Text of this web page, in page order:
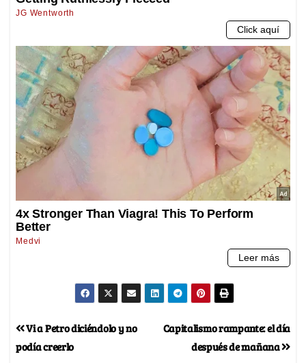
Capitalismo rampante: el día
después de mañana
Vi a Petro diciéndolo y no
podía creerlo